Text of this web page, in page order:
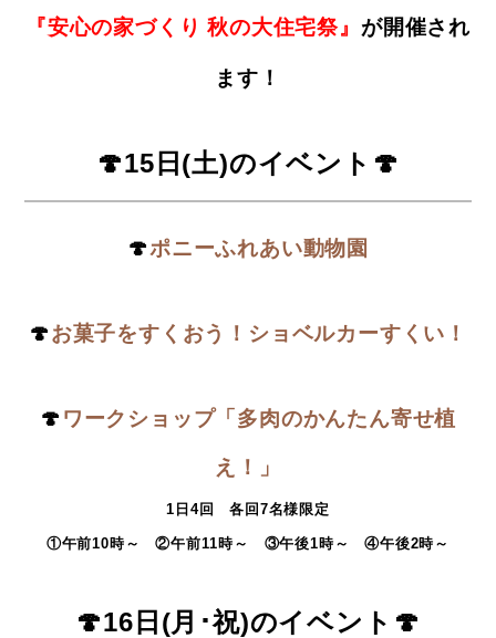
『安心の家づくり 秋の大住宅祭』 が開催され
ます！
🍄15日(土)のイベント 🍄
🍄ポニーふれあい動物園
🍄お菓子をすくおう！ショベルカーすくい！
🍄 ワークショップ「多肉のかんたん寄せ植
え！」
1日4回 各回7名様限定
①午前10時～ ②午前11時～ ③午後1時～ ④午後2時～
🍄16日(月･祝)のイベント 🍄